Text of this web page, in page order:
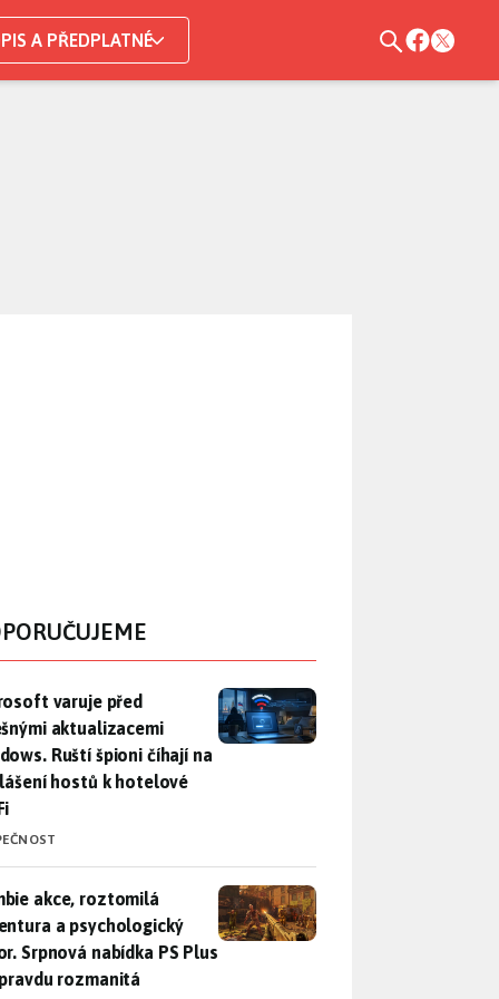
A PŘEDPLATNÉ
varuje před falešnými aktualizacemi Windows. Ruští
varuje před
aktualizacemi
Ruští špioni číhají na
hostů k hotelové
akce, roztomilá adventura a psychologický horor.
akce, roztomilá
a psychologický
Srpnová nabídka PS Plus
rozmanitá